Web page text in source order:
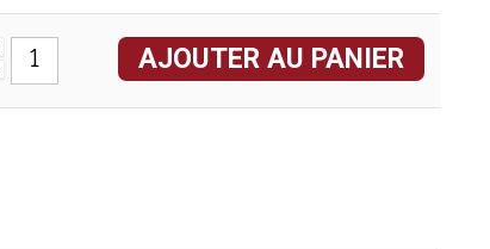
AJOUTER AU PANIER